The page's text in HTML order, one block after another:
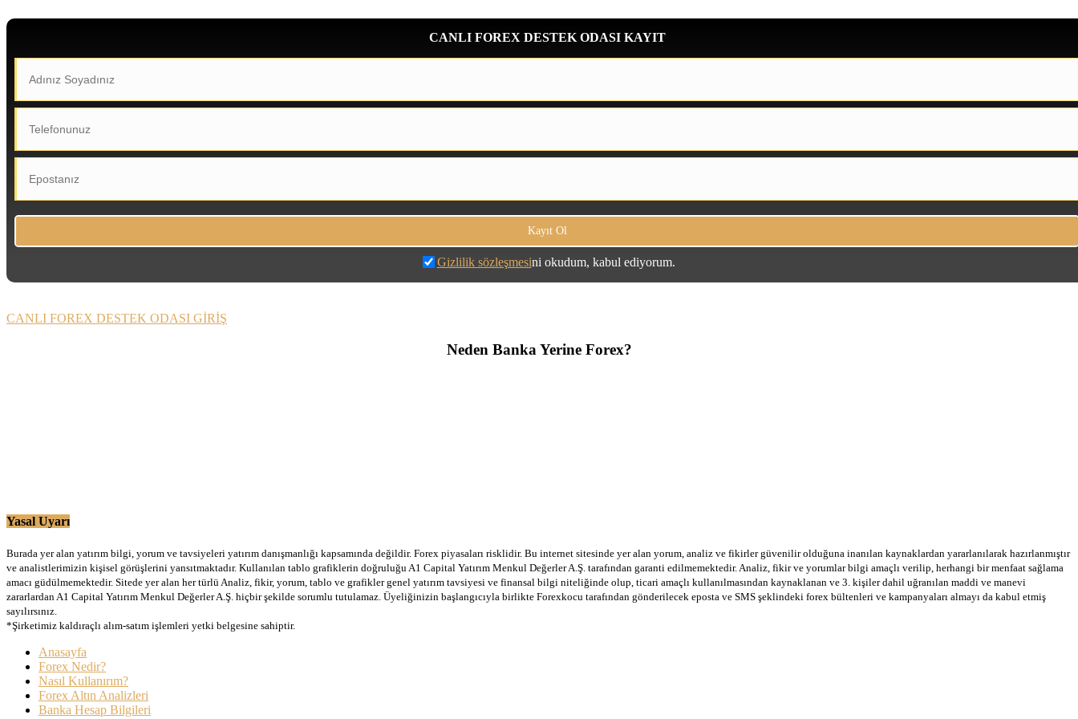
CANLI FOREX DESTEK ODASI KAYIT
Gizlilik sözleşmesini okudum, kabul ediyorum.
CANLI FOREX DESTEK ODASI GİRİŞ
Neden Banka Yerine Forex?
Yasal Uyarı
Burada yer alan yatırım bilgi, yorum ve tavsiyeleri yatırım danışmanlığı kapsamında değildir. Forex piyasaları risklidir. Bu internet sitesinde yer alan yorum, analiz ve fikirler güvenilir olduğuna inanılan kaynaklardan yararlanılarak hazırlanmıştır
ve analistlerimizin kişisel görüşlerini yansıtmaktadır. Kullanılan tablo grafiklerin doğruluğu A1 Capital Yatırım Menkul Değerler A.Ş. tarafından garanti edilmemektedir. Analiz, fikir ve yorumlar bilgi amaçlı verilip, herhangi bir menfaat sağlama
amacı güdülmemektedir. Sitede yer alan her türlü Analiz, fikir, yorum, tablo ve grafikler genel yatırım tavsiyesi ve finansal bilgi niteliğinde olup, ticari amaçlı kullanılmasından kaynaklanan ve 3. kişiler dahil uğranılan maddi ve manevi
zararlardan A1 Capital Yatırım Menkul Değerler A.Ş. hiçbir şekilde sorumlu tutulamaz. Üyeliğinizin başlangıcıyla birlikte Forexkocu tarafından gönderilecek eposta ve SMS şeklindeki forex bültenleri ve kampanyaları almayı da kabul etmiş
sayılırsınız.
*Şirketimiz kaldıraçlı alım-satım işlemleri yetki belgesine sahiptir.
Anasayfa
Forex Nedir?
Nasıl Kullanırım?
Forex Altın Analizleri
Banka Hesap Bilgileri